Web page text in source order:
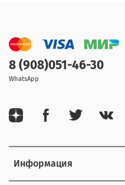
Информация
8 (908)051-46-30
WhatsApp